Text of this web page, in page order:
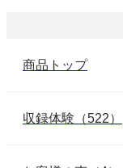
商品トップ
収録体験（522）